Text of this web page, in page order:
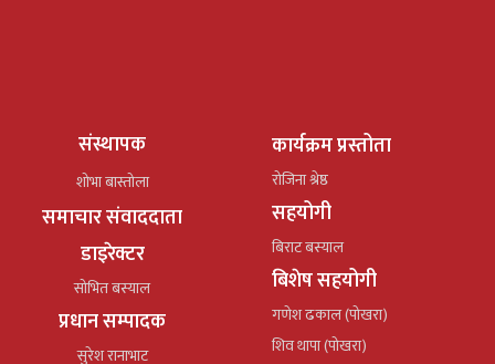
संस्थापक
शोभा बास्तोला
समाचार संवाददाता
डाइरेक्टर
सोभित बस्याल
प्रधान सम्पादक
सुरेश रानाभाट
कार्यक्रम प्रस्तोता
रोजिना श्रेष्ठ
सहयोगी
बिराट बस्याल
बिशेष सहयोगी
गणेश ढकाल (पोखरा)
शिव थापा (पोखरा)